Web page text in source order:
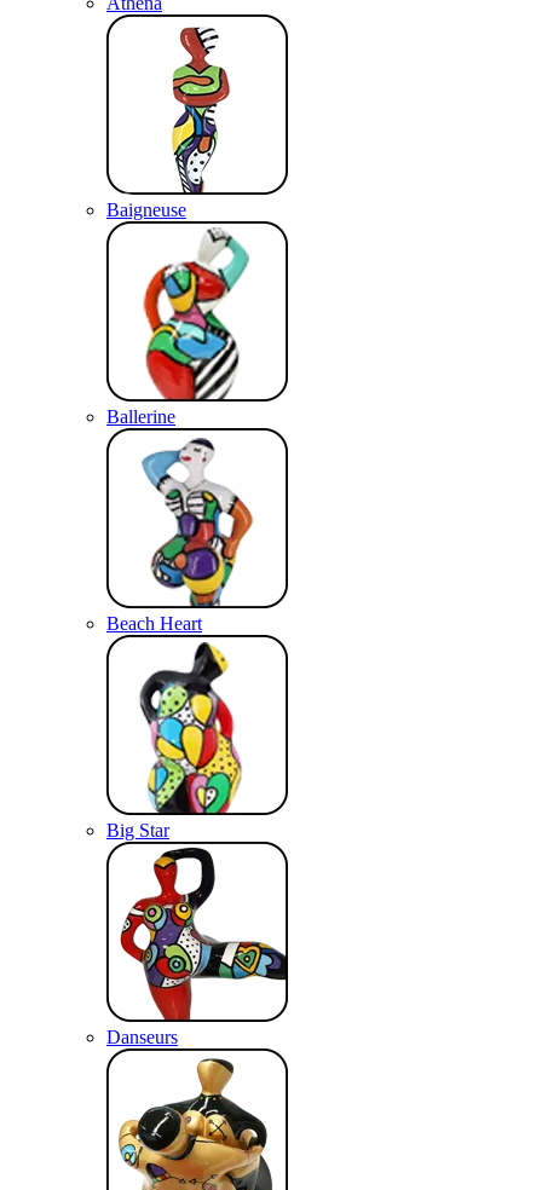
Baigneuse
Ballerine
Beach Heart
Big Star
Danseurs